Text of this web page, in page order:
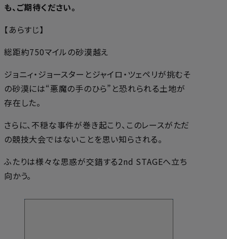
も、ご期待ください。
【あらすじ】
総距約750マイルの砂漠越え――
ジョニィ・ジョースターとジャイロ・ツェペリが挑むそ
の砂漠には“悪魔の手のひら”と恐れられる土地が
存在した。
さらに、不穏な事件が巻き起こり、このレースがただ
の競技大会ではないことを思い知らされる。
ふたりは様々な思惑が交錯する2nd STAGEへ立ち
向かう。